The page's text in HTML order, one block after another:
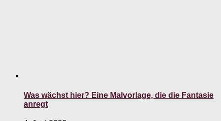
Was wächst hier? Eine Malvorlage, die die Fantasie
anregt